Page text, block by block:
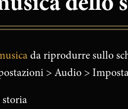
da riprodurre sullo
> Audio >
storia